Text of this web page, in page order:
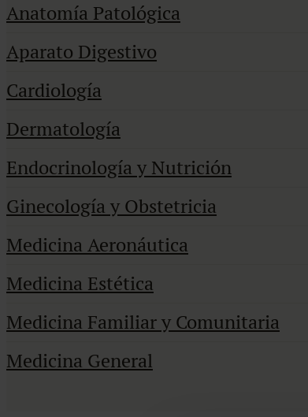
Anatomía Patológica
Aparato Digestivo
Cardiología
Dermatología
Endocrinología y Nutrición
Ginecología y Obstetricia
Medicina Aeronáutica
Medicina Estética
Medicina Familiar y Comunitaria
Medicina General